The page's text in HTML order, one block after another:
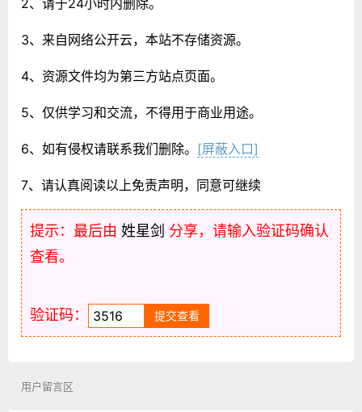
3、来自网络公开云，本站不存储资源。
4、资源文件均为第三方站点页面。
5、仅供学习和交流，不得用于商业用途。
6、如有侵权请联系我们删除。 [屏蔽入口]
7、请认真阅读以上免责声明，同意可继续
提示：最后由 姓星剑 分享，请输入验证码确认
查看。
验证码：
用户留言区